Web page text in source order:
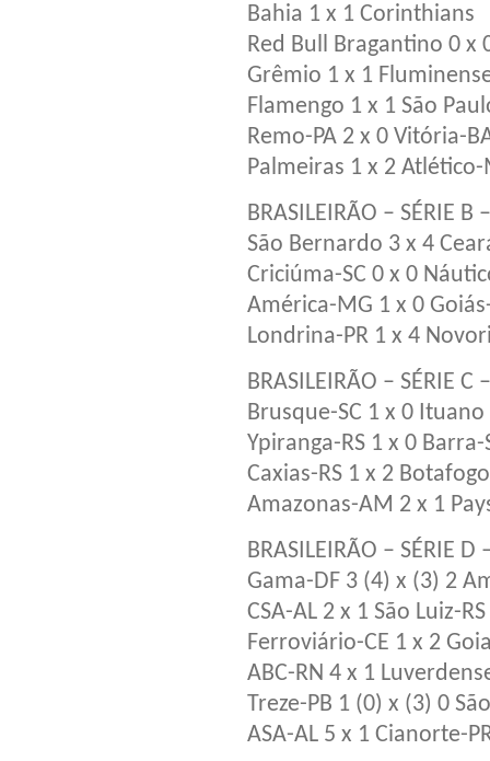
Bahia 1 x 1 Corinthians
Red Bull Bragantino 0 x
Grêmio 1 x 1
Flamengo 1 x 1 São
Remo-PA 2 x 0 Vitória-
Palmeiras 1 x 2 Atlético-
BRASILEIRÃO – SÉRIE B
São Bernardo 3 x 4
Criciúma-SC 0 x 0
América-MG 1 x 0
Londrina-PR 1 x 4
BRASILEIRÃO – SÉRIE C
Brusque-SC 1 x 0 Ituano
Ypiranga-RS 1 x 0 Barra-
Caxias-RS 1 x 2
Amazonas-AM 2 x 1
BRASILEIRÃO – SÉRIE
Gama-DF 3 (4) x (3) 2
CSA-AL 2 x 1 São Luiz-RS
Ferroviário-CE 1 x 2
ABC-RN 4 x 1
Treze-PB 1 (0) x (3) 0
ASA-AL 5 x 1 Cianorte-